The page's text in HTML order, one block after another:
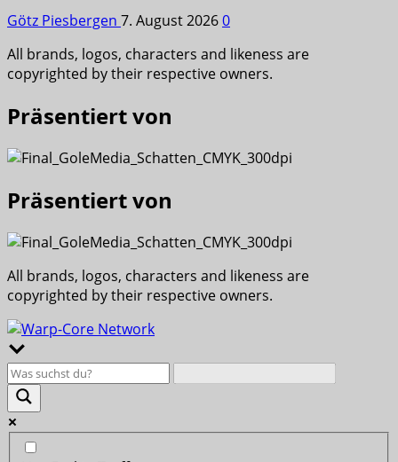
Götz Piesbergen 7. August 20260
All brands, logos, characters and likeness are
copyrighted by their respective owners.
Präsentiert von
Präsentiert von
All brands, logos, characters and likeness are
copyrighted by their respective owners.